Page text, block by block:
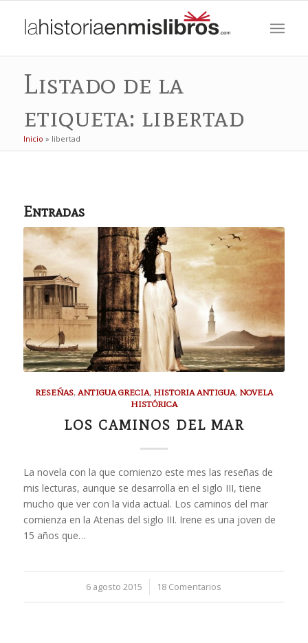
Listado de la
etiqueta: libertad
Inicio » libertad
Entradas
RESEÑAS, ANTIGUA GRECIA, HISTORIA ANTIGUA, NOVELA
HISTÓRICA
LOS CAMINOS DEL MAR
La novela con la que comienzo este mes las reseñas de
mis lecturas, aunque se desarrolla en el siglo III, tiene
mucho que ver con la vida actual. Los caminos del mar
comienza en la Atenas del siglo III. Irene es una joven de
15 años que…
6 agosto 2015
/ 18 Comentarios